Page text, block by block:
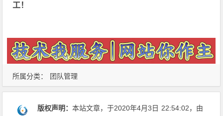
所属分类： 团队管理
工！
版权声明：本站文章，于2020年4月3日 22:54:02，由